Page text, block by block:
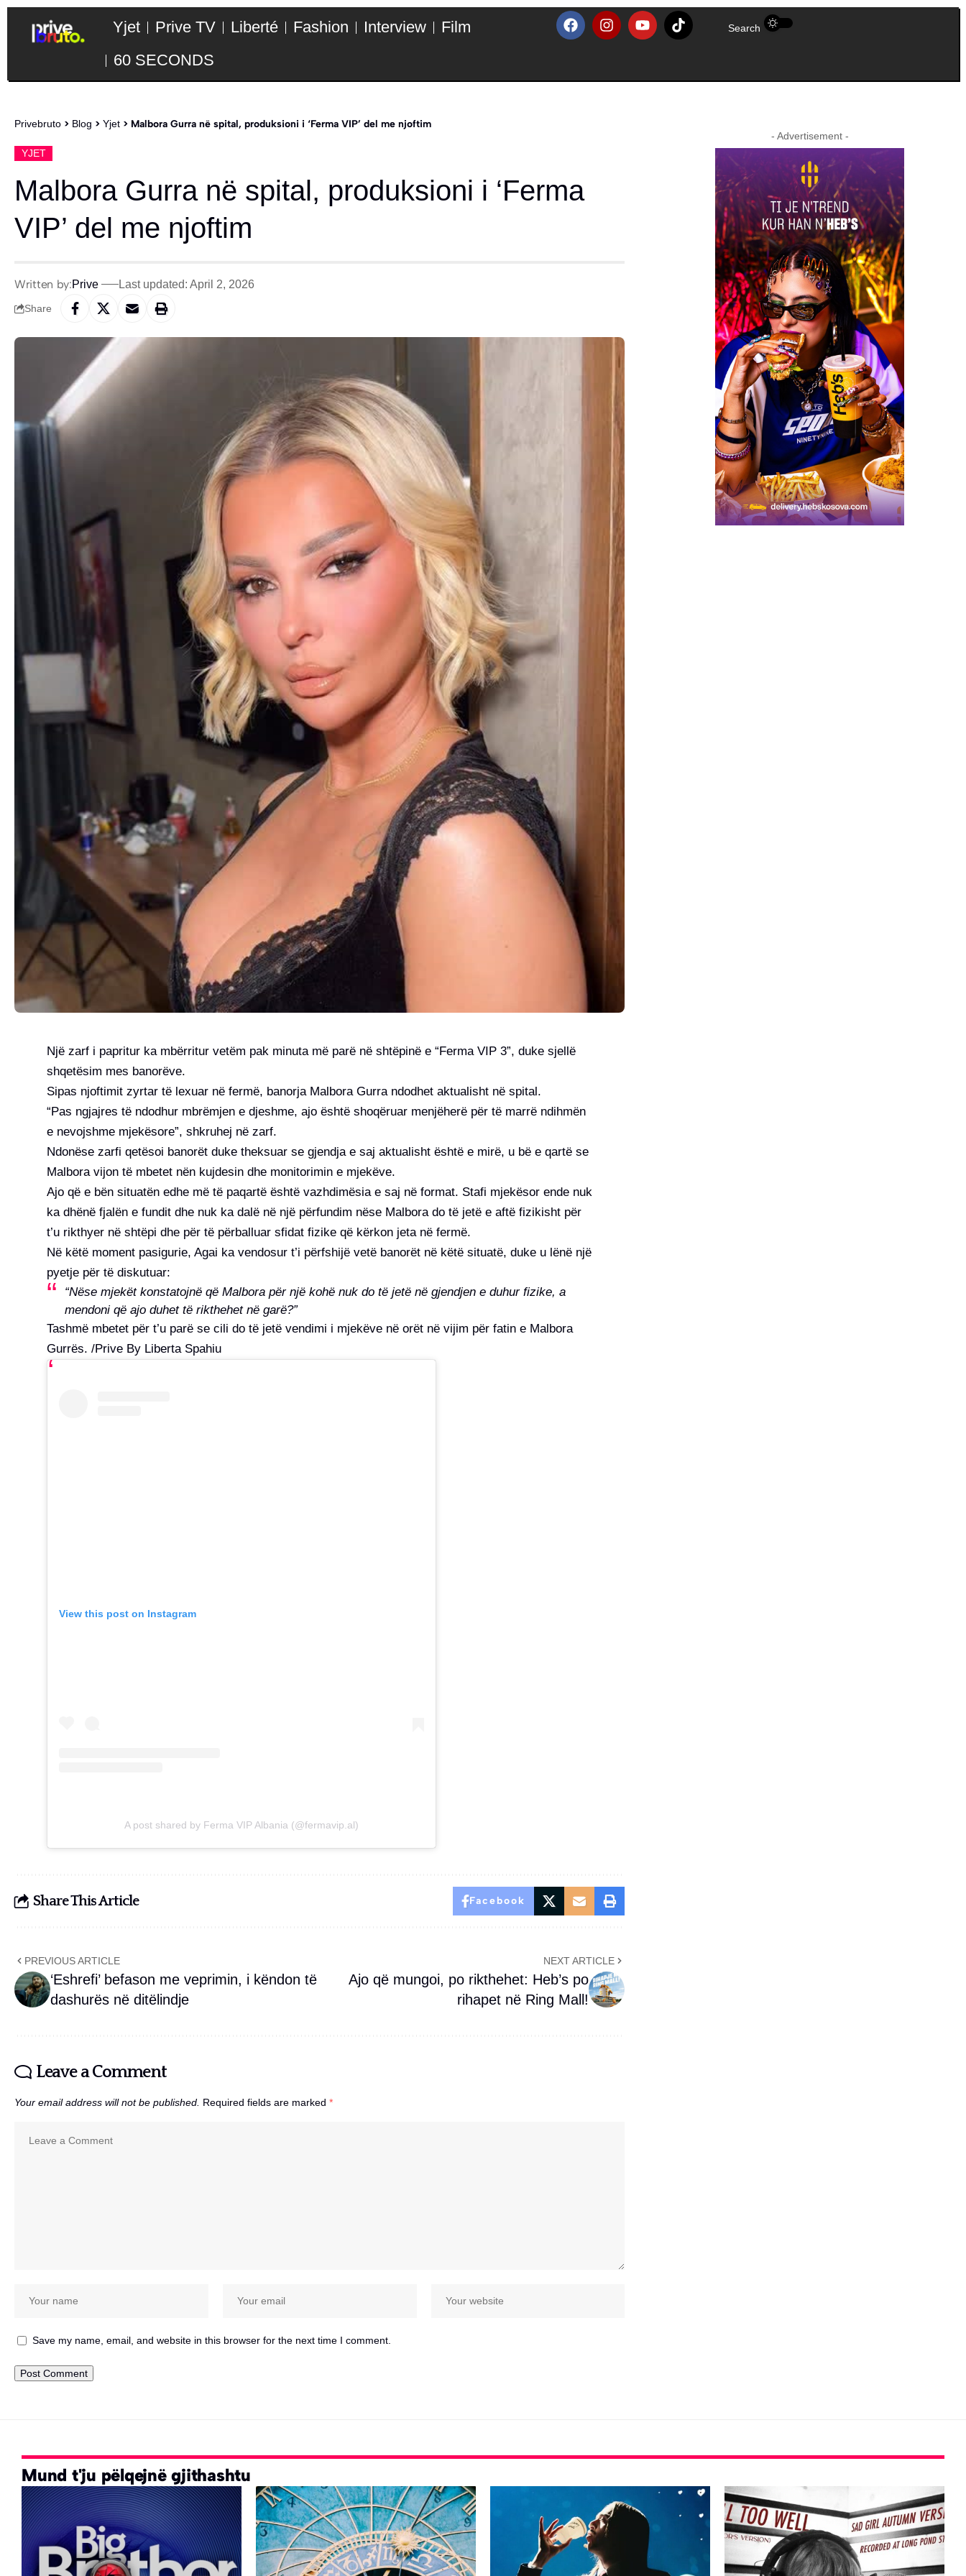
Yjet Prive TV Liberté Fashion Interview
Film
60 SECONDS
Search
Privebruto > Blog > Yjet > Malbora Gurra në spital, produksioni i ‘Ferma VIP’ del me njoftim
YJET
Malbora Gurra në spital, produksioni i ‘Ferma
VIP’ del me njoftim
Written by:Prive Last updated: April 2, 2026
Share
Një zarf i papritur ka mbërritur vetëm pak minuta më parë në shtëpinë e “Ferma VIP 3”, duke sjellë
shqetësim mes banorëve.
Sipas njoftimit zyrtar të lexuar në fermë, banorja Malbora Gurra ndodhet aktualisht në spital.
“Pas ngjajres të ndodhur mbrëmjen e djeshme, ajo është shoqëruar menjëherë për të marrë ndihmën
e nevojshme mjekësore”, shkruhej në zarf.
Ndonëse zarfi qetësoi banorët duke theksuar se gjendja e saj aktualisht është e mirë, u bë e qartë se
Malbora vijon të mbetet nën kujdesin dhe monitorimin e mjekëve.
Ajo që e bën situatën edhe më të paqartë është vazhdimësia e saj në format. Stafi mjekësor ende nuk
ka dhënë fjalën e fundit dhe nuk ka dalë në një përfundim nëse Malbora do të jetë e aftë fizikisht për
t’u rikthyer në shtëpi dhe për të përballuar sfidat fizike që kërkon jeta në fermë.
Në këtë moment pasigurie, Agai ka vendosur t’i përfshijë vetë banorët në këtë situatë, duke u lënë një
pyetje për të diskutuar:
“Nëse mjekët konstatojnë që Malbora për një kohë nuk do të jetë në gjendjen e duhur fizike, a
mendoni që ajo duhet të rikthehet në garë?”
Tashmë mbetet për t’u parë se cili do të jetë vendimi i mjekëve në orët në vijim për fatin e Malbora
Gurrës. /Prive By Liberta Spahiu
View this post on Instagram
A post shared by Ferma VIP Albania (@fermavip.al)
Share This Article Facebook
PREVIOUS ARTICLE
‘Eshrefi’ befason me veprimin, i këndon të
dashurës në ditëlindje
NEXT ARTICLE
Ajo që mungoi, po rikthehet: Heb’s po
rihapet në Ring Mall!
Leave a Comment
Your email address will not be published. Required fields are marked *
Save my name, email, and website in this browser for the next time I comment.
- Advertisement -
Mund t'ju pëlqejnë gjithashtu